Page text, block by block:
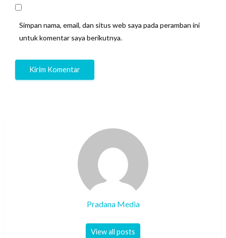
Simpan nama, email, dan situs web saya pada peramban ini
untuk komentar saya berikutnya.
Pradana Media
View all posts